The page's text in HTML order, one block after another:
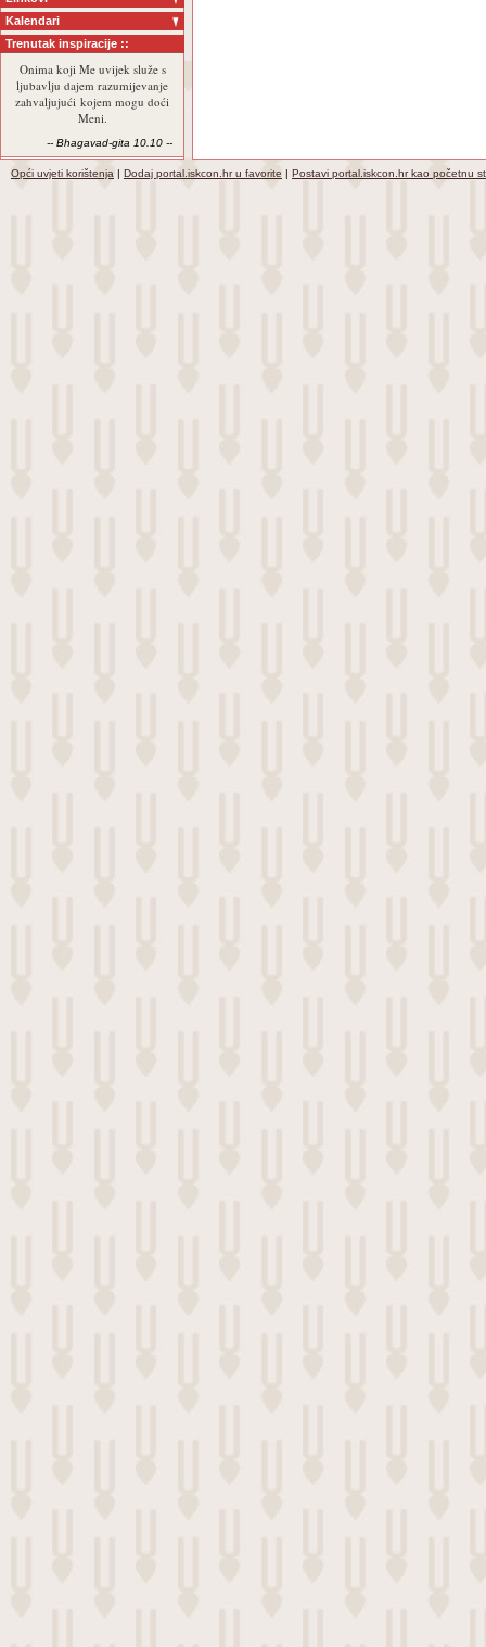
Kalendari
Trenutak inspiracije ::
Onima koji Me uvijek služe s
ljubavlju dajem razumijevanje
zahvaljujući kojem mogu doći
Meni.
-- Bhagavad-gita 10.10 --
Opći uvjeti korištenja | Dodaj portal.iskcon.hr u favorite | Postavi portal.iskcon.hr kao početnu